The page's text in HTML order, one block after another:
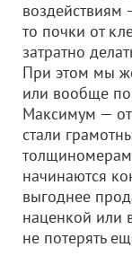
воздействиям
то почки от
затратно
При этом мы
или вообще
Максимум —
стали
начинаются
выгоднее
наценкой или
не потерять